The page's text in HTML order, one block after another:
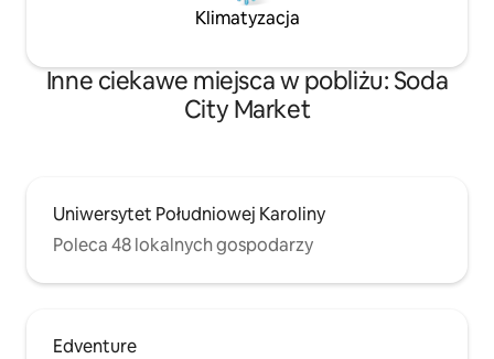
Klimatyzacja
Inne ciekawe miejsca w pobliżu: Soda
City Market
Uniwersytet Południowej Karoliny
Poleca 48 lokalnych gospodarzy
Edventure